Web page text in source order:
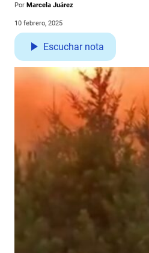
Por Marcela Juárez
10 febrero, 2025
Escuchar nota